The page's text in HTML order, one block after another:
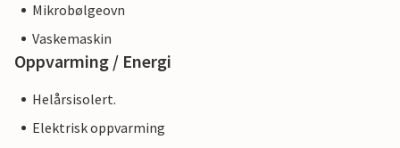
Mikrobølgeovn
Vaskemaskin
Oppvarming / Energi
Helårsisolert.
Elektrisk oppvarming